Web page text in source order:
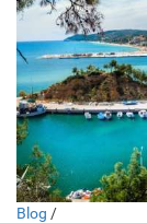
Blog /